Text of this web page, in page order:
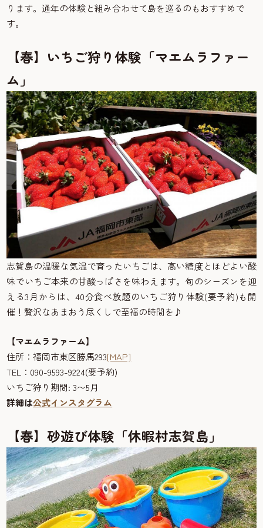
ります。通年の体験と組み合わせて島を巡るのもおすすめで
す。
【春】いちご狩り体験「マエムラファー
ム」
志賀島の温暖な気温で育ったいちごは、高い糖度とほどよい酸
味でいちご本来の甘酸っぱさを味わえます。旬のシーズンを迎
える3月からは、40分食べ放題のいちご狩り体験(要予約)も開
催！贅沢なあまおう尽くしで至福の時間を♪
【マエムラファーム】
住所：福岡市東区勝馬293[MAP]
TEL：090-9593-9224(要予約)
いちご狩り期間: 3〜5月
詳細は公式インスタグラム
【春】砂遊び体験「休暇村志賀島」